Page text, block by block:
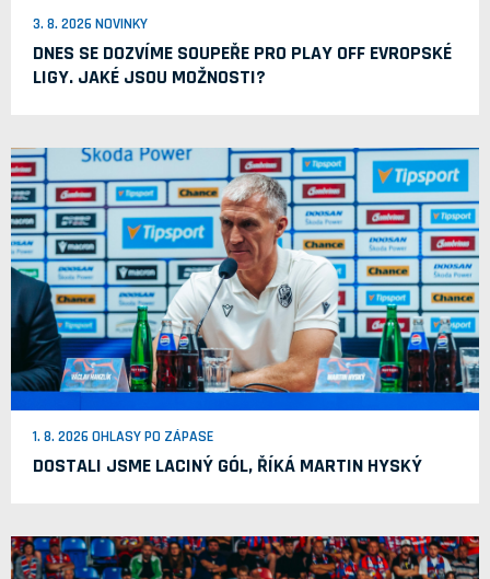
3. 8. 2026 NOVINKY
DNES SE DOZVÍME SOUPEŘE PRO PLAY OFF EVROPSKÉ
LIGY. JAKÉ JSOU MOŽNOSTI?
1. 8. 2026 OHLASY PO ZÁPASE
DOSTALI JSME LACINÝ GÓL, ŘÍKÁ MARTIN HYSKÝ